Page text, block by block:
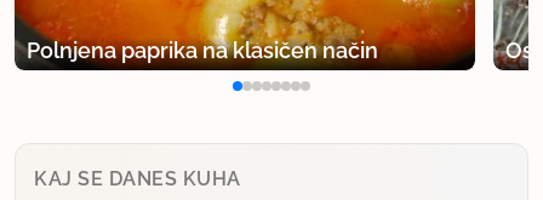
Polnjena paprika na klasičen način
KAJ SE DANES KUHA